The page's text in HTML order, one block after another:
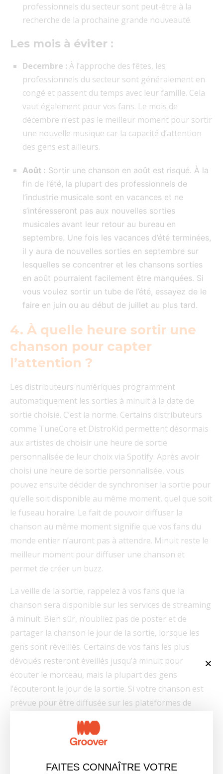
professionnels du secteur sont peut-être à la
recherche de la prochaine grande nouveauté.
Les mois à éviter :
Decembre : À l’approche des fêtes, les
professionnels du secteur sont généralement en
congé et passent du temps avec leur famille. Cela
vaut également pour vos fans. Le mois de
décembre n’est pas le meilleur moment pour sortir
une nouvelle musique car la capacité d’attention
des gens est ailleurs.
Août : Sortir une chanson en août est risqué. À la
fin de l’été, la plupart des professionnels de
l’industrie musicale sont en vacances et ne
s’intéresseront pas aux nouvelles sorties
musicales avant leur retour au bureau en
septembre. Une fois les vacances d’été terminées,
il y aura de nouvelles sorties en septembre sur
lesquelles se concentrer et les chansons sorties
en août pourraient facilement être manquées. Si
vous voulez sortir un tube de l’été, essayez de le
faire en juin ou au début de juillet au plus tard.
4. À quelle heure sortir une
chanson pour capter
l’attention ?
Les distributeurs numériques programment
automatiquement les sorties à minuit à la date de
sortie choisie. C’est la norme. Certains distributeurs
comme TuneCore et DistroKid permettent désormais
aux artistes de choisir une heure de sortie
personnalisée de leur choix via Spotify. Après avoir
choisi une heure de sortie personnalisée, vous
pouvez ensuite décider de synchroniser la sortie pour
qu’elle soit disponible au même moment, quel que soit
le fuseau horaire. Le fait de pouvoir diffuser la
chanson au même moment signifie que vos fans du
monde entier n’auront pas à attendre. Minuit reste le
meilleur moment pour diffuser une chanson et
permet de créer un buzz.
La veille de la sortie, rappelez à vos fans que la
chanson sera disponible sur les services de streaming
à minuit. Bien sûr, n’oubliez pas de poster et de
partager la chanson le jour de la sortie, lorsque les
gens sont réveillés. Certains de vos fans les plus
dévoués resteront éveillés jusqu’à minuit pour
écouter le morceau, mais la plupart des gens
l’écouteront le jour de la sortie. Si votre chanson est
prévue pour être diffusée sur les plateformes de
vous recommandons d’engager votre communauté :
midi vers 15h pour rappeler à vos fans que la
FAITES CONNAÎTRE VOTRE